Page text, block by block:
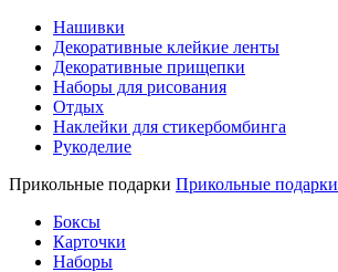
Нашивки
Декоративные клейкие ленты
Декоративные прищепки
Наборы для рисования
Отдых
Наклейки для стикербомбинга
Рукоделие
Прикольные подарки Прикольные подарки
Боксы
Карточки
Наборы